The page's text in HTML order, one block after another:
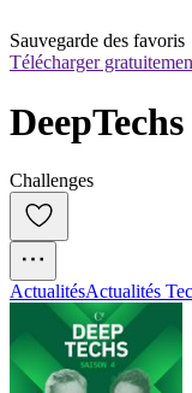
Sauvegarde des favoris
Télécharger
DeepTechs
Challenges
ActualitésActualités